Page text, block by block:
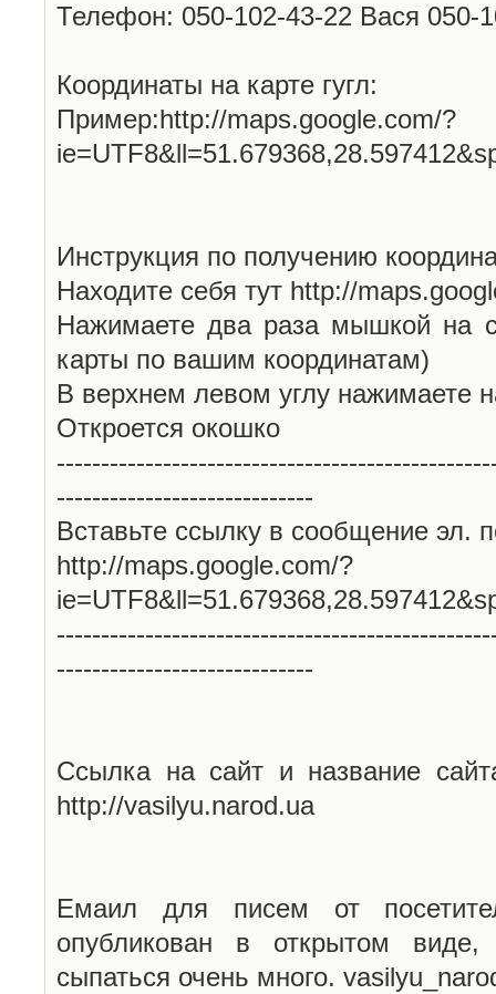
Телефон: 050-102-43-22 Вася 050-
Координаты на карте гугл:
Пример:http://maps.google.com/?
Инструкция по получению
Находите себя тут http://
Нажимаете два раза мышкой на
карты по вашим координатам)
В верхнем левом углу нажимаете
Откроется окошко
-----------------------------
Вставьте ссылку в сообщение эл.
http://maps.google.com/?
-----------------------------
Ссылка на сайт и название
http://vasilyu.narod.ua
Емаил для писем от
опубликован в открытом
сыпаться очень много.